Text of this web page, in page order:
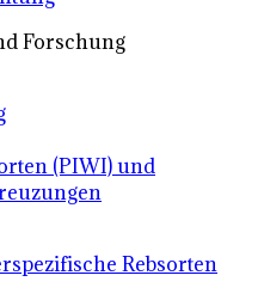
Forschung
(PIWI) und
Rebsorten